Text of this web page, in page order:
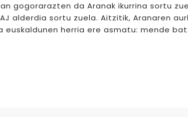
gogorarazten da Aranak ikurrina sortu
alderdia sortu zuela. Aitzitik, Aranaren
euskaldunen herria ere asmatu: mende